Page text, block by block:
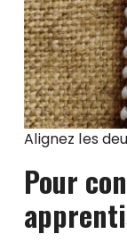
Alignez les
Pour